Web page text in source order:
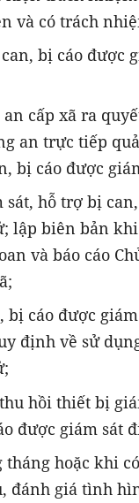
và có trách
bị cáo được
cấp xã ra
an trực tiếp
bị cáo được
sát, hỗ trợ bị
lập biên bản
và báo cáo
bị cáo được
định về sử
hồi thiết bị
được giám sát
hoặc khi
đánh giá tình